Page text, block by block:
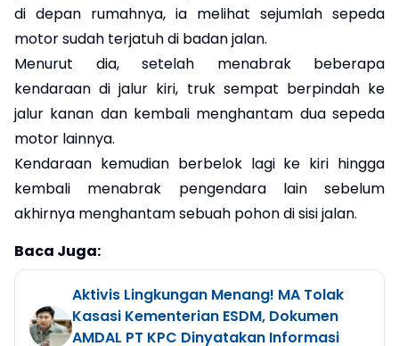
di depan rumahnya, ia melihat sejumlah sepeda
motor sudah terjatuh di badan jalan.
Menurut dia, setelah menabrak beberapa
kendaraan di jalur kiri, truk sempat berpindah ke
jalur kanan dan kembali menghantam dua sepeda
motor lainnya.
Kendaraan kemudian berbelok lagi ke kiri hingga
kembali menabrak pengendara lain sebelum
akhirnya menghantam sebuah pohon di sisi jalan.
Baca Juga:
Aktivis Lingkungan Menang! MA Tolak
Kasasi Kementerian ESDM, Dokumen
AMDAL PT KPC Dinyatakan Informasi